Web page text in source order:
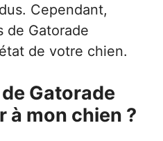
Cependant,
de Gatorade
de votre chien.
Gatorade
à mon chien ?